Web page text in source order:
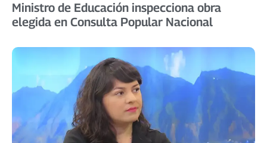
Ministro de Educación inspecciona obra
elegida en Consulta Popular Nacional